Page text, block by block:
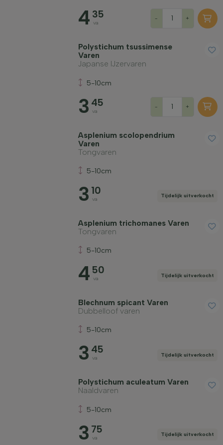
4 35
va
- +
Polystichum tsussimense
Varen
Japanse IJzervaren
5-10cm
3 45
va
- +
Asplenium scolopendrium
Varen
Tongvaren
5-10cm
3 10
va
Tijdelijk uitverkocht
Asplenium trichomanes Varen
Tongvaren
5-10cm
4 50
va
Tijdelijk uitverkocht
Blechnum spicant Varen
Dubbelloof varen
5-10cm
3 45
va
Tijdelijk uitverkocht
Polystichum aculeatum Varen
Naaldvaren
5-10cm
3 75
va
Tijdelijk uitverkocht